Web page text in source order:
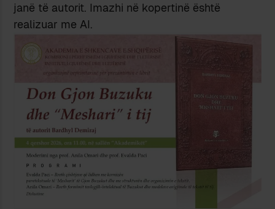
janë të autorit. Imazhi në kopertinë është
realizuar me AI.